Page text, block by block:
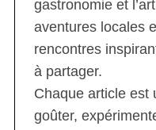
gastronomie et
aventures locales
rencontres
à partager.
Chaque article est
goûter,